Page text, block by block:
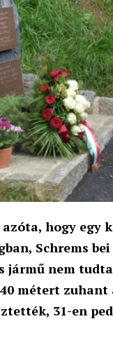
hogy
Schrems
jármű nem
métert
31-en